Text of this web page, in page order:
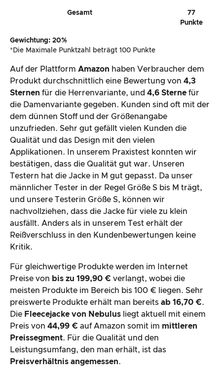
Gesamt
77
Punkte
Gewichtung: 20%
*Die Maximale Punktzahl beträgt 100 Punkte
Auf der Plattform Amazon haben Verbraucher dem
Produkt durchschnittlich eine Bewertung von 4,3
Sternen für die Herrenvariante, und 4,6 Sterne für
die Damenvariante gegeben. Kunden sind oft mit der
dem dünnen Stoff und der Größenangabe
unzufrieden. Sehr gut gefällt vielen Kunden die
Qualität und das Design mit den vielen
Applikationen. In unserem Praxistest konnten wir
bestätigen, dass die Qualität gut war. Unseren
Testern hat die Jacke in M gut gepasst. Da unser
männlicher Tester in der Regel Größe S bis M trägt,
und unsere Testerin Größe S, können wir
nachvollziehen, dass die Jacke für viele zu klein
ausfällt. Anders als in unserem Test erhält der
Reißverschluss in den Kundenbewertungen keine
Kritik.
Für gleichwertige Produkte werden im Internet
Preise von bis zu 199,90 € verlangt, wobei die
meisten Produkte im Bereich bis 100 € liegen. Sehr
preiswerte Produkte erhält man bereits ab 16,70 €.
Die Fleecejacke von Nebulus liegt aktuell mit einem
Preis von 44,99 € auf Amazon somit im mittleren
Preissegment. Für die Qualität und den
Leistungsumfang, den man erhält, ist das
Preisverhältnis angemessen.